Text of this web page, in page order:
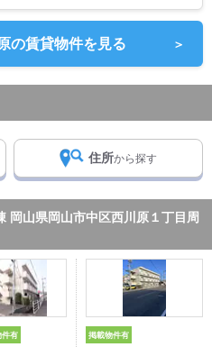
の賃貸物件を見る ＞
住所から探す
山県岡山市中区西川原１丁目周
件有 掲載物件有